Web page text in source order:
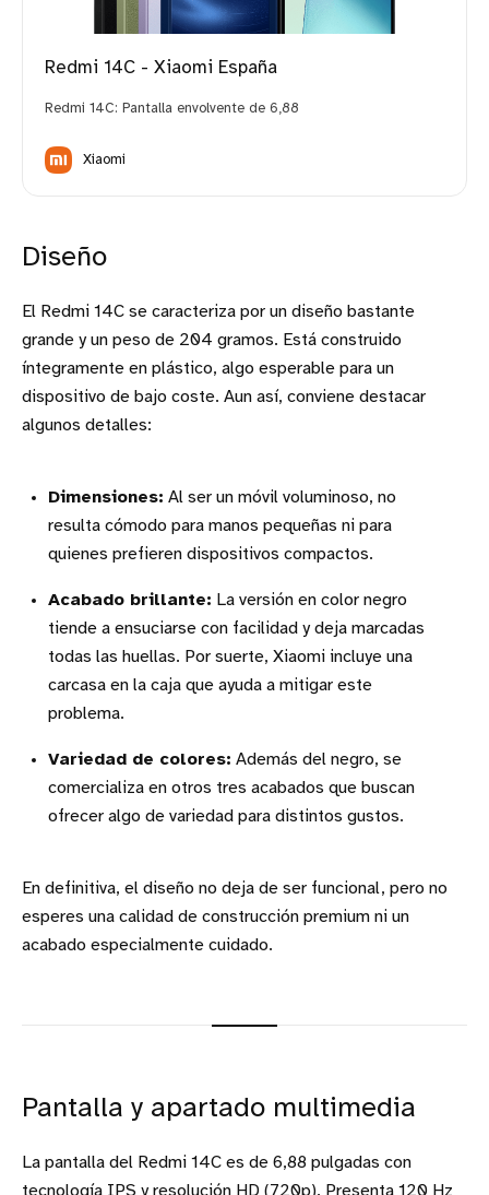
Redmi 14C - Xiaomi España
Redmi 14C: Pantalla envolvente de 6,88
Xiaomi
Diseño
El Redmi 14C se caracteriza por un diseño bastante
grande y un peso de 204 gramos. Está construido
íntegramente en plástico, algo esperable para un
dispositivo de bajo coste. Aun así, conviene destacar
algunos detalles:
Dimensiones: Al ser un móvil voluminoso, no
resulta cómodo para manos pequeñas ni para
quienes prefieren dispositivos compactos.
Acabado brillante: La versión en color negro
tiende a ensuciarse con facilidad y deja marcadas
todas las huellas. Por suerte, Xiaomi incluye una
carcasa en la caja que ayuda a mitigar este
problema.
Variedad de colores: Además del negro, se
comercializa en otros tres acabados que buscan
ofrecer algo de variedad para distintos gustos.
En definitiva, el diseño no deja de ser funcional, pero no
esperes una calidad de construcción premium ni un
acabado especialmente cuidado.
Pantalla y apartado multimedia
La pantalla del Redmi 14C es de 6,88 pulgadas con
tecnología IPS y resolución HD (720p). Presenta 120 Hz